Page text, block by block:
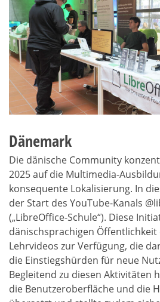
Dänemark
Die dänische Community
2025 auf die Multimedia-
konsequente Lokalisierung. In
der Start des YouTube-Kanals
(„LibreOffice-Schule“). Diese
dänischsprachigen Öffentlichkeit
Lehrvideos zur Verfügung, die
die Einstiegshürden für neue
Begleitend zu diesen Aktivitäten
die Benutzeroberfläche und die